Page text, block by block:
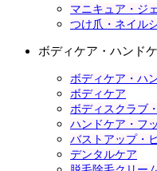
マニキュア・ジ
つけ爪・ネイル
ボディケア・ハンド
ボディケア・ハ
ボディケア
ボディスクラブ
ハンドケア・フ
バストアップ・
デンタルケア